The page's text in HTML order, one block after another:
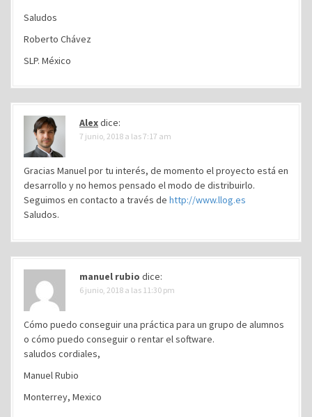
Saludos
Roberto Chávez
SLP. México
Alexdice:
7 junio, 2018 a las 7:17 am
Gracias Manuel por tu interés, de momento el proyecto está en
desarrollo y no hemos pensado el modo de distribuirlo.
Seguimos en contacto a través de http://www.llog.es
Saludos.
manuel rubio dice:
6 junio, 2018 a las 11:30 pm
Cómo puedo conseguir una práctica para un grupo de alumnos
o cómo puedo conseguir o rentar el software.
saludos cordiales,
Manuel Rubio
Monterrey, Mexico